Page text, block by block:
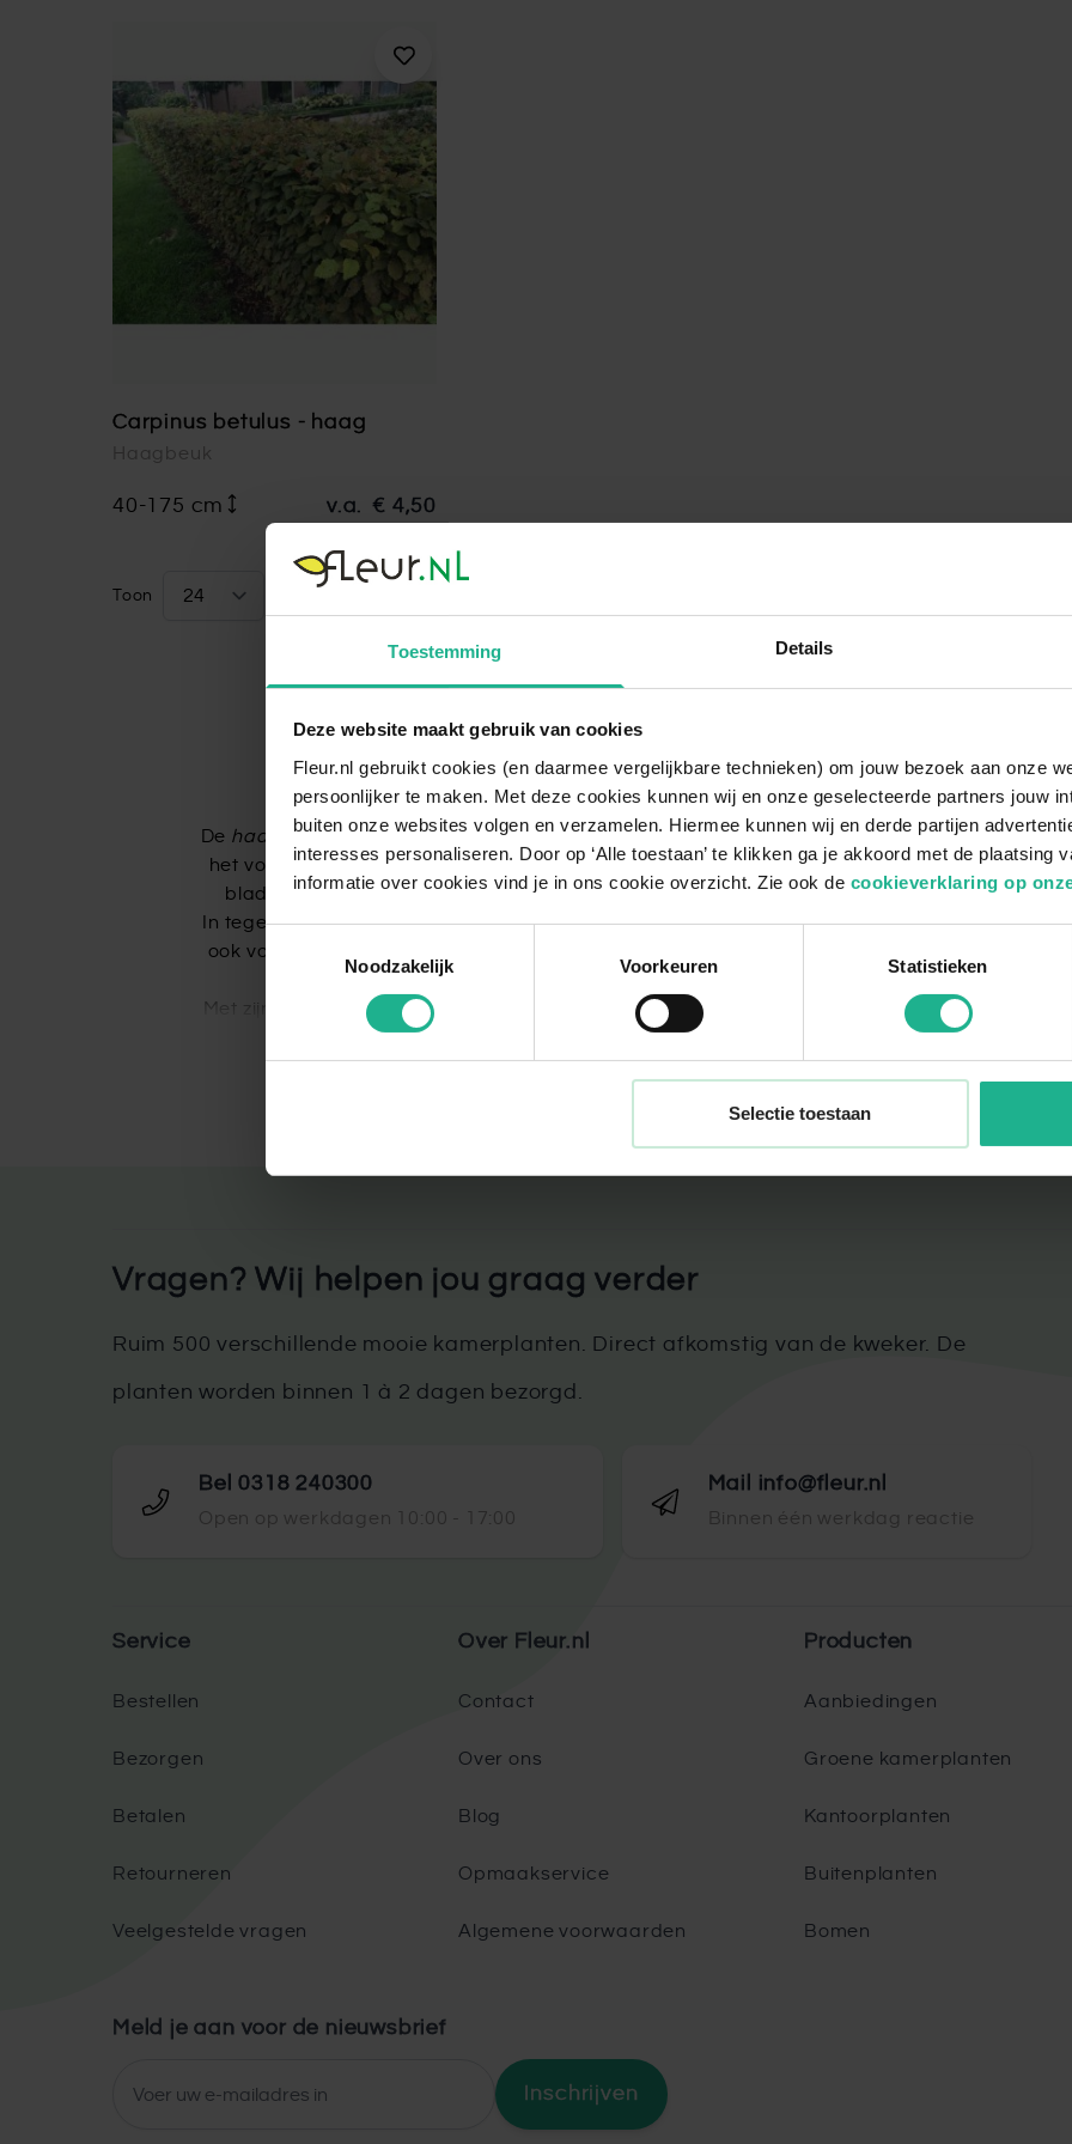
Toestemming Details
Deze website maakt gebruik van cookies
Fleur.nl gebruikt cookies (en daarmee vergelijkbare technieken) om jouw bezoek aan onze
persoonlijker te maken. Met deze cookies kunnen wij en onze geselecteerde partners jouw
buiten onze websites volgen en verzamelen. Hiermee kunnen wij en derde partijen
interesses personaliseren. Door op ‘Alle toestaan’ te klikken ga je akkoord met de plaatsing
informatie over cookies vind je in ons cookie overzicht. Zie ook de cookieverklaring op
Noodzakelijk
Voorkeuren Statistieken
Selectie toestaan
Carpinus betulus - haag
Haagbeuk
40-175 cm v.a. € 4,50
Toon
product
Haagbeuk als haag – een sterke en stijlvolle
De haagbeuk(Carpinus betulus) is een populaire keuze voor een strakke, natuurlijke haag.
het vormen van dichte hagen, omdat hij goed te snoeien is en snel dichtgroeit. In het
blad, dat in de herfst goudgeel kleurt en deels aan de takken blijft hangen, waardoor hij
In tegenstelling tot de beuk (Fagus sylvatica), is dehaagbeukniet kieskeurig als het op
ook vochtige gronden goed. Dit maakt hem tot een sterke, onderhoudsvriendelijke en
Met zijn fijne vertakking, natuurlijke uitstraling en goede dichtheid is de
haagbeukideaal
groene haag die het hele jaar door een nette en vriendelijke
Hagen gratis thuisbezorgd
Zie je het niet zitten om zelf jouw hagen te planten? Fleur.nl biedt ook een aanplantservice
raden, want wanneer je gebruik maakt van onze aanplantservice, krijg je standaard een
uit? Neem gerust
Vragen? Wij helpen jou graag verder
Ruim 500 verschillende mooie kamerplanten. Direct afkomstig van de kweker. De
planten worden binnen 1 à 2 dagen bezorgd.
Bel 0318 240300
Open op werkdagen 10:00 - 17:00
Mail info@fleur.nl
Binnen één werkdag reactie
Service
Bestellen
Bezorgen
Betalen
Retourneren
Veelgestelde vragen
Over Fleur.nl
Contact
Over ons
Blog
Opmaakservice
Algemene voorwaarden
Producten
Aanbiedingen
Groene kamerplanten
Kantoorplanten
Buitenplanten
Bomen
Meld je aan voor de nieuwsbrief
Inschrijven